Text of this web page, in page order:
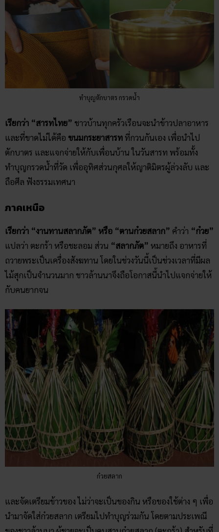
ทำบุญตักบาตร กรวดน้ำ
เรียกว่า “สารทไทย” ชาวบ้านทุกครัวเรือนจะนำข้าวปลาอาหาร
และที่ขาดไม่ได้คือ ขนมกระยาสารท ที่กวนกันเอง เพื่อนำไป
ตักบาตร และแจกจ่ายให้กับเพื่อนบ้าน ในวันสารท พร้อมทั้ง
ทำบุญกรวดน้ำที่วัด เพื่ออุทิศส่วนกุศลให้ญาติมิตรผู้ล่วงลับ และ
ถือศีล ฟังธรรมเทศนา
ภาคเหนือ
เรียกว่า “งานทานสลากภัต” หรือ “ตานก๋วยสลาก” คำว่า “ก๋วย”
แปลว่า ตะกร้า หรือชะลอม ส่วน “สลากภัต” หมายถึง อาหารที่
ถวายพระเป็นเครื่องสังฆทาน โดยในช่วงวันนี้เป็นช่วงเวลาที่มีผล
ไม้สุกเป็นจำนวนมาก ชาวล้านนาจึงถือโอกาสนี้นำไปแจกจ่ายให้
กับคนยากจน
ก๋วยสลาก
และจัดเตรียมข้าวของ ไม่ว่าจะเป็นของกิน หรือของใช้ต่าง ๆ เพื่อ
นำมาจัดใส่ก๋วยสลาก เตรียมไปทำบุญร่วมกัน โดยตามประเพณี